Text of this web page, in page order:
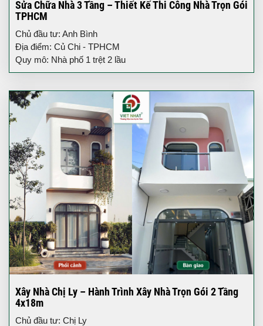
Sửa Chữa Nhà 3 Tầng – Thiết Kế Thi Công Nhà Trọn Gói
TPHCM
Chủ đầu tư: Anh Bình
Địa điểm: Củ Chi - TPHCM
Quy mô: Nhà phố 1 trệt 2 lầu
Xây Nhà Chị Ly – Hành Trình Xây Nhà Trọn Gói 2 Tầng
4x18m
Chủ đầu tư: Chị Ly